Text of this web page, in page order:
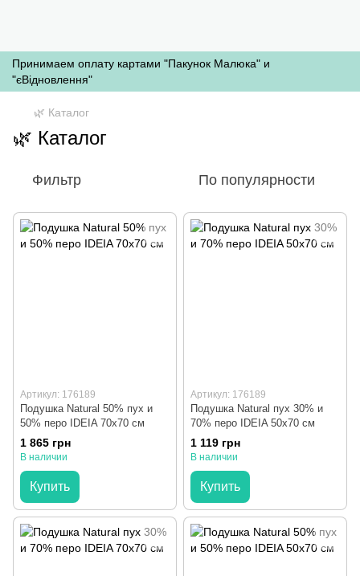
Принимаем оплату картами "Пакунок Малюка" и
"єВідновлення"
🌿 Каталог
🌿 Каталог
Фильтр По популярности
Артикул: 176189
Подушка Natural 50% пух и
50% перо IDEIA 70x70 см
1 865 грн
В наличии
Купить
Артикул: 176189
Подушка Natural пух 30% и
70% перо IDEIA 50x70 см
1 119 грн
В наличии
Купить